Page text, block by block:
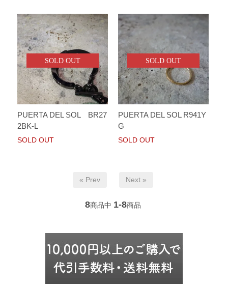
SOLD OUT
PUERTA DEL SOL BR27
2BK-L
SOLD OUT
SOLD OUT
PUERTA DEL SOL R941Y
G
SOLD OUT
« Prev Next »
8商品中 1-8商品